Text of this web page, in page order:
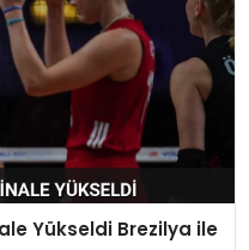
Yükseldi Brezilya ile